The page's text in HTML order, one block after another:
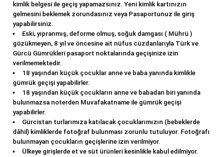
kimlik belgesi ile geçiş yapamazsınız. Yeni kimlik kartınızın
gelmesini beklemek zorundasınız veya Pasaportunuz ile giriş
yapabilirsiniz.
Eski, yıpranmış, deforme olmuş, soğuk damgası ( Mührü )
gözükmeyen, 8 yıl ve öncesine ait nüfus cüzdanlarıyla Türk ve
Gürcü Gümrükleri pasaport noktalarında geçişinize izin
verilmemektedir.
18 yaşından küçük çocuklar anne ve baba yanında kimlikle
gümrük geçişi yapabilirler.
18 yaşından küçük çocukların anne ve babadan biri yanında
bulunmazsa noterden Muvafakatname ile gümrük geçişi
yapabilirler.
Gürcistan turlarımıza katılacak çocuklarımızın (bebeklerde
dâhil) kimliklerde fotoğraf bulunması zorunlu tutuluyor. Fotoğrafı
bulunmayan çocukların geçişlerine izin verilmiyor.
Ülkeye girişlerde et ve süt ürünleri kesinlikle kabul edilmiyor.